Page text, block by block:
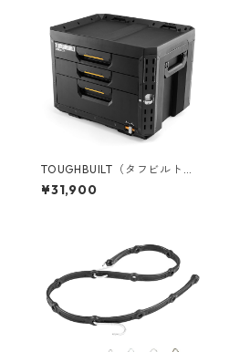
TOUGHBUILT（タフビルト）S
TACK TECH(スタックテック)
3ドロワーボックス（サイドロ
¥31,900